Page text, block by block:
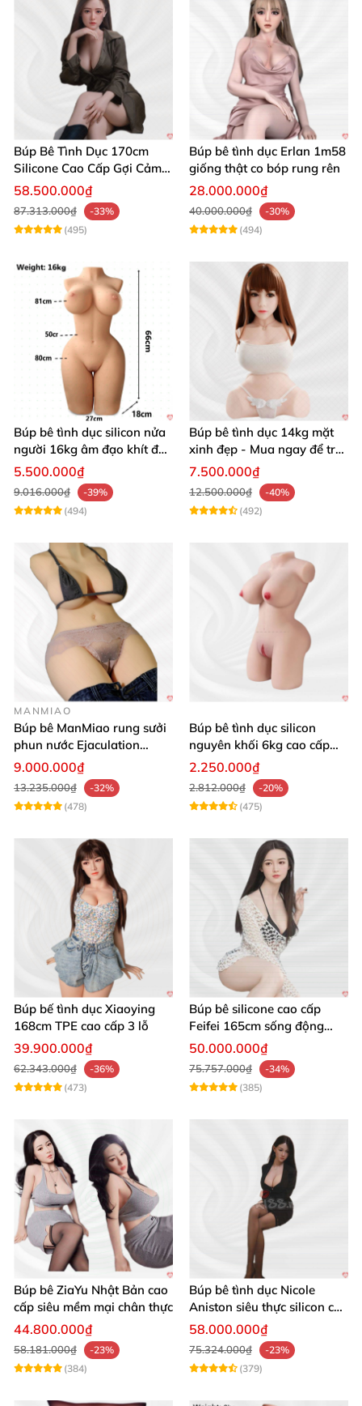
Búp Bê Tình Dục 170cm
Silicone Cao Cấp Gợi Cảm
Giống Thật
58.500.000₫
87.313.000₫
-33%
(495)
Búp bê tình dục Erlan 1m58
giống thật co bóp rung rên
28.000.000₫
40.000.000₫
-30%
(494)
Búp bê tình dục silicon nửa
người 16kg âm đạo khít độn
khung
5.500.000₫
9.016.000₫
-39%
(494)
Búp bê tình dục 14kg mặt
xinh đẹp - Mua ngay để trải
nghiệm
7.500.000₫
12.500.000₫
-40%
(492)
MANMIAO
Búp bê ManMiao rung sưởi
phun nước Ejaculation
Queen chuẩn
9.000.000₫
13.235.000₫
-32%
(478)
Búp bê tình dục silicon
nguyên khối 6kg cao cấp
giá rẻ sexy gợi cảm
2.250.000₫
2.812.000₫
-20%
(475)
Búp bế tình dục Xiaoying
168cm TPE cao cấp 3 lỗ
39.900.000₫
62.343.000₫
-36%
(473)
Búp bê silicone cao cấp
Feifei 165cm sống động
chân thật ghê
50.000.000₫
75.757.000₫
-34%
(385)
Búp bê ZiaYu Nhật Bản cao
cấp siêu mềm mại chân thực
44.800.000₫
58.181.000₫
-23%
(384)
Búp bê tình dục Nicole
Aniston siêu thực silicon cao
cấp giá tốt
58.000.000₫
75.324.000₫
-23%
(379)